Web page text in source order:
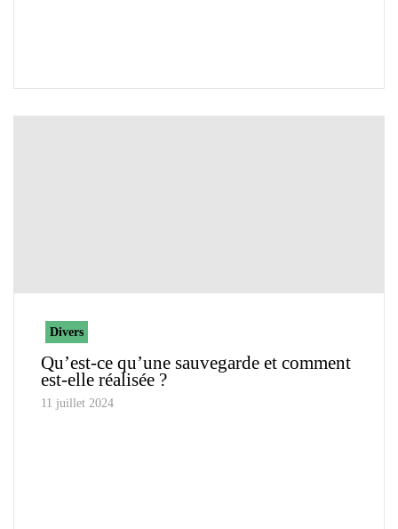
Divers
Qu’est-ce qu’une sauvegarde et comment
est-elle réalisée ?
11 juillet 2024